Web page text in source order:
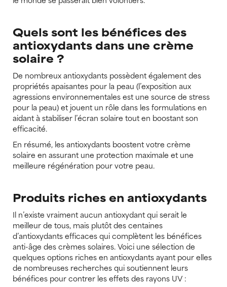
Quels sont les bénéfices des
antioxydants dans une crème
solaire ?
De nombreux antioxydants possèdent également des
propriétés apaisantes pour la peau (l’exposition aux
agressions environnementales est une source de stress
pour la peau) et jouent un rôle dans les formulations en
aidant à stabiliser l’écran solaire tout en boostant son
efficacité.
En résumé, les antioxydants boostent votre crème
solaire en assurant une protection maximale et une
meilleure régénération pour votre peau.
Produits riches en antioxydants
Il n’existe vraiment aucun antioxydant qui serait le
meilleur de tous, mais plutôt des centaines
d’antioxydants efficaces qui complètent les bénéfices
anti-âge des crèmes solaires. Voici une sélection de
quelques options riches en antioxydants ayant pour elles
de nombreuses recherches qui soutiennent leurs
bénéfices pour contrer les effets des rayons UV :